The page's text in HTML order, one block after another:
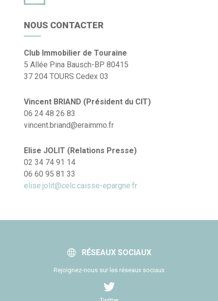
NOUS CONTACTER
Club Immobilier de Touraine
5 Allée Pina Bausch-BP 80415
37 204 TOURS Cedex 03
Vincent BRIAND (Président du CIT)
06 24 48 26 83
vincent.briand@eraimmo.fr
Elise JOLIT (Relations Presse)
02 34 74 91 14
06 60 95 81 33
elise.jolit@celc.caisse-epargne.fr
RÉSEAUX SOCIAUX
Rejoignez-nous sur les réseaux sociaux